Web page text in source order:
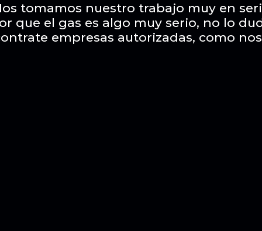
tomamos nuestro trabajo muy en
que el gas es algo muy serio, no lo
empresas autorizadas, como